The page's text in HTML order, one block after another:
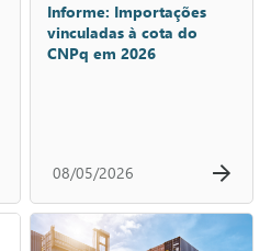
Informe: Importações
vinculadas à cota do
CNPq em 2026
08/05/2026